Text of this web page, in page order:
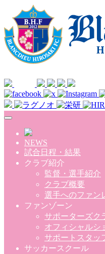
Skip to main content
NEWS
試合日程・結果
クラブ紹介
監督・選手紹介
クラブ概要
選手へのファン
ファンゾーン
サポーターズク
オフィシャルシ
サポートスタッ
サッカースクール